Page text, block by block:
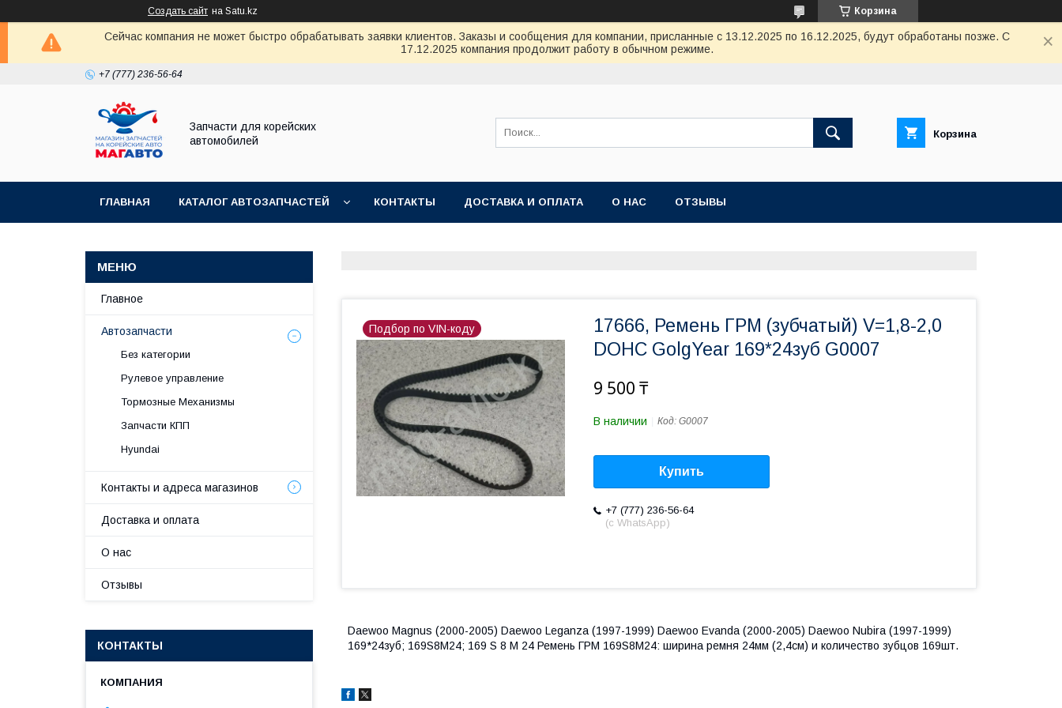
Создать сайт на Satu.kz Корзина
Сейчас компания не может быстро обрабатывать заявки клиентов. Заказы и сообщения для компании, присланные с 13.12.2025 по 16.12.2025, будут обработаны позже. С
17.12.2025 компания продолжит работу в обычном режиме.
+7 (777) 236-56-64
Запчасти для корейских
автомобилей
Корзина
ГЛАВНАЯ КАТАЛОГ АВТОЗАПЧАСТЕЙ КОНТАКТЫ ДОСТАВКА И ОПЛАТА О НАС ОТЗЫВЫ
Подбор по VIN-коду
17666, Ремень ГРМ (зубчатый) V=1,8-2,0
DOHC GolgYear 169*24зуб G0007
9 500 ₸
В наличии Код: G0007
Купить
+7 (777) 236-56-64
(с WhatsApp)
Daewoo Magnus (2000-2005) Daewoo Leganza (1997-1999) Daewoo Evanda (2000-2005) Daewoo Nubira (1997-1999)
169*24зуб; 169S8M24; 169 S 8 M 24 Ремень ГРМ 169S8M24: ширина ремня 24мм (2,4см) и количество зубцов 169шт.
Главное
Автозапчасти
Без категории
Рулевое управление
Тормозные Механизмы
Запчасти КПП
Hyundai
Контакты и адреса магазинов
Доставка и оплата
О нас
Отзывы
КОНТАКТЫ